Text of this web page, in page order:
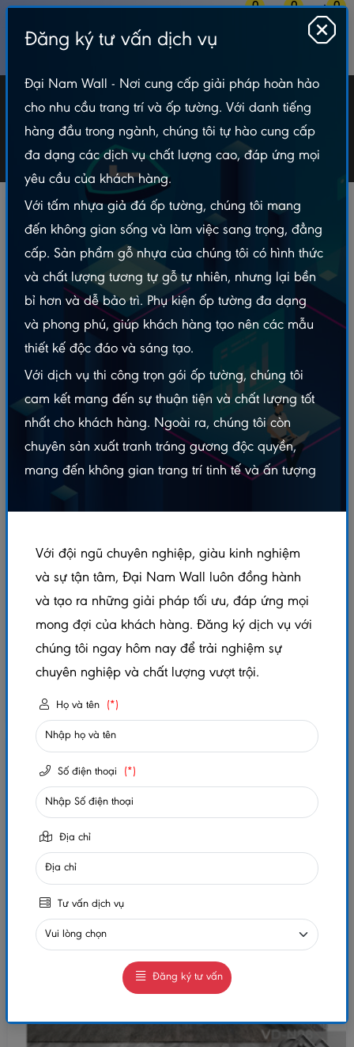
0 0 0
Bản Tin Tranh Giả Đá
Tin tức Bản Tin Tranh Giả Đá
Lợi ích của tranh giả đá trong nội thất và ngoại thất
Tranh giả đá đang trở thành một xu hướng hot trong lĩnh vực trang trí nội
thất và ngoại thất. Với sự kết hợp hoàn hảo giữa nghệ thuật và công
nghệ, tranh giả đá không chỉ mang lại vẻ đẹp tự nhiên mà còn đi kèm với
một loạt lợi ích vượt trội mà không dễ dàng tìm thấy ở các vật liệu trang
trí khác.
Đăng ký tư vấn dịch vụ
Đại Nam Wall - Nơi cung cấp giải pháp hoàn hảo
cho nhu cầu trang trí và ốp tường. Với danh tiếng
hàng đầu trong ngành, chúng tôi tự hào cung cấp
đa dạng các dịch vụ chất lượng cao, đáp ứng mọi
yêu cầu của khách hàng.
Với tấm nhựa giả đá ốp tường, chúng tôi mang
đến không gian sống và làm việc sang trọng, đẳng
cấp. Sản phẩm gỗ nhựa của chúng tôi có hình thức
và chất lượng tương tự gỗ tự nhiên, nhưng lại bền
bỉ hơn và dễ bảo trì. Phụ kiện ốp tường đa dạng
và phong phú, giúp khách hàng tạo nên các mẫu
thiết kế độc đáo và sáng tạo.
Với dịch vụ thi công trọn gói ốp tường, chúng tôi
cam kết mang đến sự thuận tiện và chất lượng tốt
nhất cho khách hàng. Ngoài ra, chúng tôi còn
chuyên sản xuất tranh tráng gương độc quyền,
mang đến không gian trang trí tinh tế và ấn tượng
Với đội ngũ chuyên nghiệp, giàu kinh nghiệm
và sự tận tâm, Đại Nam Wall luôn đồng hành
và tạo ra những giải pháp tối ưu, đáp ứng mọi
mong đợi của khách hàng. Đăng ký dịch vụ với
chúng tôi ngay hôm nay để trải nghiệm sự
chuyên nghiệp và chất lượng vượt trội.
Họ và tên (*)
Số điện thoại (*)
Địa chỉ
Tư vấn dịch vụ
Đăng ký tư vấn